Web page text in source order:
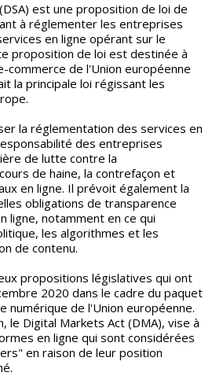
à réglementer les entreprises
en ligne opérant sur le
proposition de loi est destinée à
commerce de l'Union européenne
la principale loi régissant les
la réglementation des services en
des entreprises
de lutte contre la
de haine, la contrefaçon et
en ligne. Il prévoit également la
obligations de transparence
ligne, notamment en ce qui
les algorithmes et les
de contenu.
propositions législatives qui ont
2020 dans le cadre du paquet
numérique de l'Union européenne.
le Digital Markets Act (DMA), vise à
en ligne qui sont considérées
en raison de leur position